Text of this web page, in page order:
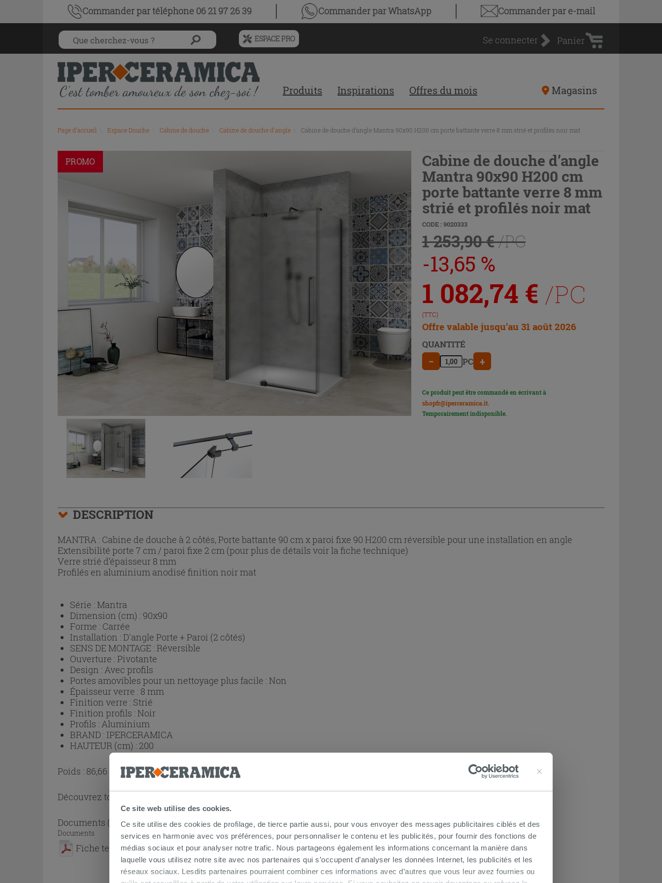
Ce site web utilise des cookies.
Ce site utilise des cookies de profilage, de tierce partie aussi, pour vous envoyer des messages publicitaires ciblés et des
services en harmonie avec vos préférences, pour personnaliser le contenu et les publicités, pour fournir des fonctions de
médias sociaux et pour analyser notre trafic. Nous partageons également les informations concernant la manière dans
laquelle vous utilisez notre site avec nos partenaires qui s’occupent d’analyser les données Internet, les publicités et les
réseaux sociaux. Lesdits partenaires pourraient combiner ces informations avec d’autres que vous leur avez fournies ou
Commander par téléphone 06 21 97 26 39 Commander par WhatsApp Commander par e-mail
Menu
de
l'historique
des
recherches
du
recommandé
ESPACE PRO Se connecter
d'achat
Panier
Produits Inspirations Offres du mois Magasins
Page d'accueil Espace Douche Cabine de douche Cabine de douche d'angle Cabine de douche d’angle Mantra 90x90 H200 cm porte battante verre 8 mm strié et profilés noir mat
PROMO
Cabine de douche d’angle
Mantra 90x90 H200 cm
porte battante verre 8 mm
strié et profilés noir mat
CODE : 9020333
1 253,90 €/PC
-13,65 %
1 082,74 € /PC
(TTC)
Offre valable jusqu’au 31 août 2026
QUANTITÉ
− PC +
Ce produit peut être commandé en écrivant à
shopfr@iperceramica.it.
Temporairement indisponible.
DESCRIPTION
MANTRA : Cabine de douche à 2 côtés, Porte battante 90 cm x paroi fixe 90 H200 cm réversible pour une installation en angle
Extensibilité porte 7 cm / paroi fixe 2 cm (pour plus de détails voir la fiche technique)
Verre strié d’épaisseur 8 mm
Profilés en aluminium anodisé finition noir mat
Série :Mantra
Dimension (cm) : 90x90
Forme : Carrée
Installation :D'angle Porte + Paroi (2 côtés)
SENS DE MONTAGE :Réversible
Ouverture :Pivotante
Design :Avec profils
Portes amovibles pour un nettoyage plus facile :Non
Épaisseur verre : 8 mm
Finition verre : Strié
Finition profils :Noir
Profils :Aluminium
BRAND : IPERCERAMICA
HAUTEUR (cm) :200
Poids : 86,66 kg
Découvrez toute la collection
Documents ( 1 - 1 sur 1 )
Documents
Fiche technique